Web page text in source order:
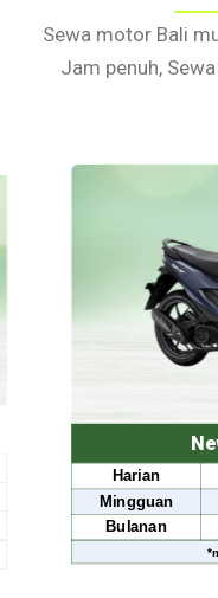
Sewa motor Bali
Jam penuh,
24 jam
7 hari
30 hari